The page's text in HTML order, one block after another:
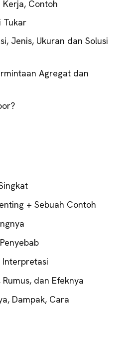
Contoh
Tukar
Jenis, Ukuran dan Solusi
Agregat dan
+ Sebuah Contoh
Interpretasi
dan Efeknya
Dampak, Cara